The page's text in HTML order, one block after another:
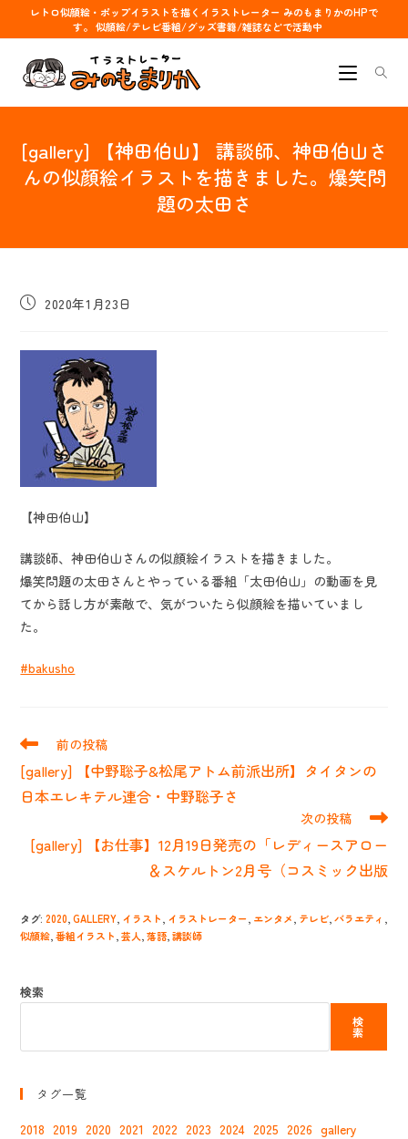
レトロ似顔絵・ポップイラストを描くイラストレーター みのもまりかのHPで
す。 似顔絵/テレビ番組/グッズ書籍/雑誌などで活動中
[gallery] 【神田伯山】 講談師、神田伯山さ
んの似顔絵イラストを描きました。爆笑問
題の太田さ
投
開
2020年1月23日
【神田伯山】
講談師、神田伯山さんの似顔絵イラストを描きました。
爆笑問題の太田さんとやっている番組「太田伯山」の動画を見
てから話し方が素敵で、気がついたら似顔絵を描いていまし
た。
#bakusho
そ
他
の
前の投稿
[gallery] 【中野聡子&松尾アトム前派出所】タイタンの
日本エレキテル連合・中野聡子さ
次の投稿
[gallery] 【お仕事】12月19日発売の「レディースアロー
＆スケルトン2月号（コスミック出版
タグ:2020, GALLERY, イラスト, イラストレーター, エンタメ, テレビ, バラエティ ,
似顔絵, 番組イラスト, 芸人, 落語, 講談師
検索
検
索
タグ一覧
2018 2019 2020 2021 2022 2023 2024 2025 2026 gallery